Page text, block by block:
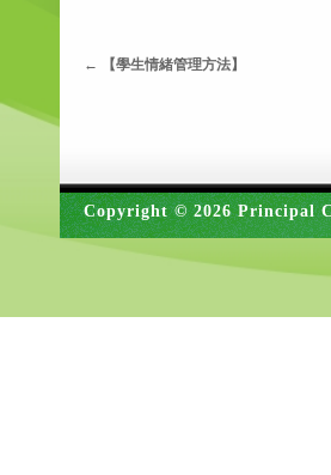
← 【學生情緒管理方法】
Copyright © 2026 Principal